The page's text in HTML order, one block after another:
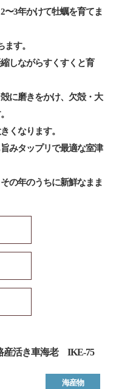
〜3年かけて牡蠣を育てま
す。
しながらすくすくと育
に磨きをかけ、⽋殻・⼤
くなります。
みタップリで最適な室津
の年のうちに新鮮なまま
産活き車海老 IKE-75
海産物